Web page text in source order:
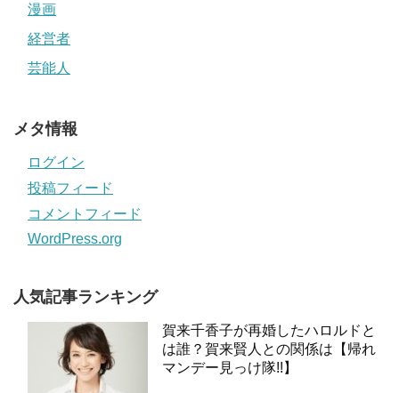
漫画
経営者
芸能人
メタ情報
ログイン
投稿フィード
コメントフィード
WordPress.org
人気記事ランキング
賀来千香子が再婚したハロルドと
は誰？賀来賢人との関係は【帰れ
マンデー見っけ隊!!】